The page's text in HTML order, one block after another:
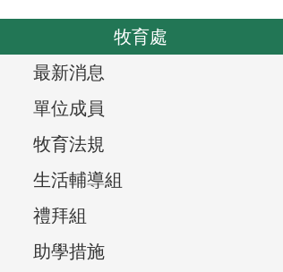
牧育處
T
r
e
e
v
i
最新消息
單位成員
牧育法規
生活輔導組
禮拜組
助學措施